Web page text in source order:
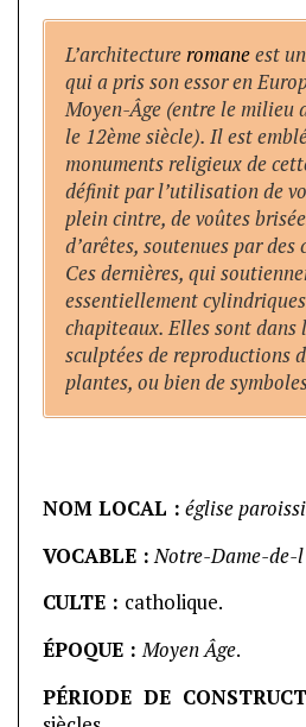
L’architectureromaneest
qui a pris son essor en
Moyen-Âge (entre le milieu
le 12ème siècle). Il est
monuments religieux de
définit par l’utilisation de
plein cintre, de voûtes
d’arêtes, soutenues par
Ces dernières, qui
essentiellement
chapiteaux. Elles sont dans
sculptées de reproductions
plantes, ou bien de
NOM LOCAL : église
VOCABLE : Notre-Dame-de-l
CULTE : catholique.
ÉPOQUE :Moyen Âge.
PÉRIODE DE